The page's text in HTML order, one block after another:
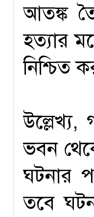
আতঙ্ক
হত্যার
নিশ্চিত
ভবন
ঘটনার
তবে